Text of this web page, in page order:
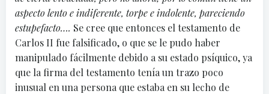
aspecto lento e indiferente, torpe e indolente, pareciendo
estupefacto…. Se cree que entonces el testamento de
Carlos II fue falsificado, o que se le pudo haber
manipulado fácilmente debido a su estado psíquico, ya
que la firma del testamento tenía un trazo poco
inusual en una persona que estaba en su lecho de